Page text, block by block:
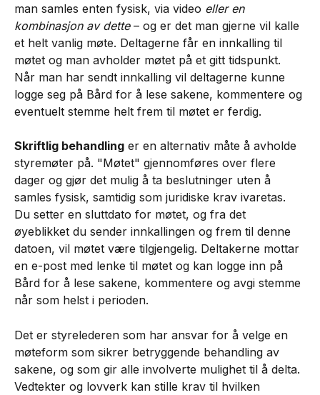
man samles enten fysisk, via video eller en
kombinasjon av dette – og er det man gjerne vil kalle
et helt vanlig møte. Deltagerne får en innkalling til
møtet og man avholder møtet på et gitt tidspunkt.
Når man har sendt innkalling vil deltagerne kunne
logge seg på Bård for å lese sakene, kommentere og
eventuelt stemme helt frem til møtet er ferdig.
Skriftlig behandling er en alternativ måte å avholde
styremøter på. "Møtet" gjennomføres over flere
dager og gjør det mulig å ta beslutninger uten å
samles fysisk, samtidig som juridiske krav ivaretas.
Du setter en sluttdato for møtet, og fra det
øyeblikket du sender innkallingen og frem til denne
datoen, vil møtet være tilgjengelig. Deltakerne mottar
en e-post med lenke til møtet og kan logge inn på
Bård for å lese sakene, kommentere og avgi stemme
når som helst i perioden.
Det er styrelederen som har ansvar for å velge en
møteform som sikrer betryggende behandling av
sakene, og som gir alle involverte mulighet til å delta.
Vedtekter og lovverk kan stille krav til hvilken